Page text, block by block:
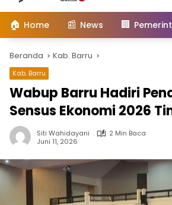
konten
🏠 Home 📰 News 🏢
Beranda Kab. Barru
Kab. Barru
Wabup Barru Hadiri
Sensus Ekonomi 2026
Siti Wahidayani
2 Min Baca
Juni 11, 2026